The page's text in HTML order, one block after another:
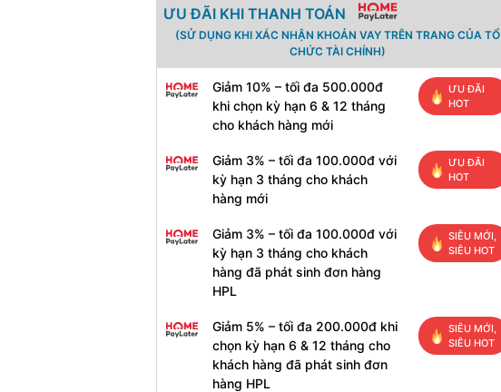
ƯU ĐÃI KHI THANH TOÁN
(SỬ DỤNG KHI XÁC NHẬN KHOẢN VAY TRÊN TRANG CỦA TỔ
CHỨC TÀI CHÍNH)
Giảm 10% – tối đa 500.000đ
khi chọn kỳ hạn 6 & 12 tháng
cho khách hàng mới
ƯU ĐÃI
HOT
Giảm 3% – tối đa 100.000đ với
kỳ hạn 3 tháng cho khách
hàng mới
ƯU ĐÃI
HOT
Giảm 3% – tối đa 100.000đ với
kỳ hạn 3 tháng cho khách
hàng đã phát sinh đơn hàng
HPL
SIÊU MỚI,
SIÊU HOT
Giảm 5% – tối đa 200.000đ khi
chọn kỳ hạn 6 & 12 tháng cho
khách hàng đã phát sinh đơn
hàng HPL
SIÊU MỚI,
SIÊU HOT